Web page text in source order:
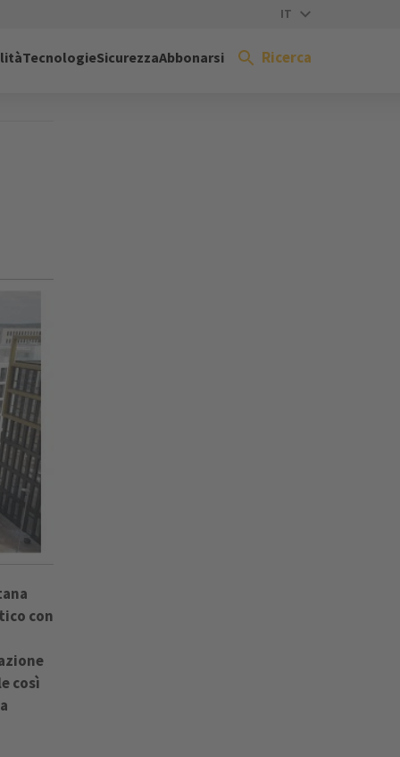
IT
TecnologieSicurezzaAbbonarsi Ricerca
con
così